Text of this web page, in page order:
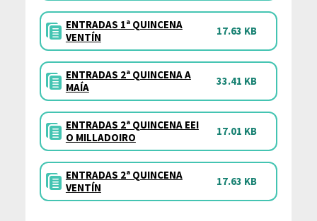
ENTRADAS 1ª QUINCENA
VENTÍN
17.63 KB
ENTRADAS 2ª QUINCENA A
MAÍA
33.41 KB
ENTRADAS 2ª QUINCENA EEI
O MILLADOIRO
17.01 KB
ENTRADAS 2ª QUINCENA
VENTÍN
17.63 KB